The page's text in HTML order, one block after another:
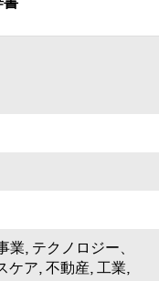
業, テクノロジー、
ケア, 不動産, 工業,